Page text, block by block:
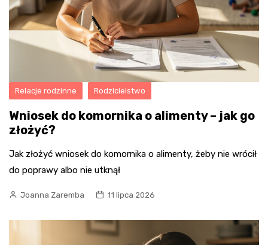
Relacje rodzinne Rodzicielstwo
Wniosek do komornika o alimenty – jak go
złożyć?
Jak złożyć wniosek do komornika o alimenty, żeby nie wrócił
do poprawy albo nie utknął
Joanna Zaremba 11 lipca 2026